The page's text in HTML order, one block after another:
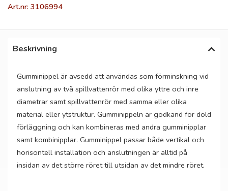
Art.nr: 3106994
Beskrivning
Gumminippel är avsedd att användas som förminskning vid
anslutning av två spillvattenrör med olika yttre och inre
diametrar samt spillvattenrör med samma eller olika
material eller ytstruktur. Gumminippeln är godkänd för dold
förläggning och kan kombineras med andra gumminipplar
samt kombinipplar. Gumminippel passar både vertikal och
horisontell installation och anslutningen är alltid på
insidan av det större röret till utsidan av det mindre röret.